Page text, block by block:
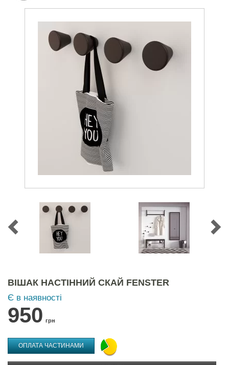
ВІШАК НАСТІННИЙ СКАЙ FENSTER
Є в наявності
950 грн
ОПЛАТА ЧАСТИНАМИ